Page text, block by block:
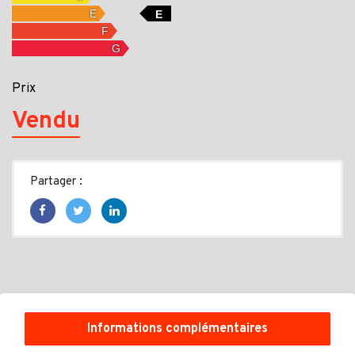
E
Prix
Vendu
Partager :
Informations complémentaires